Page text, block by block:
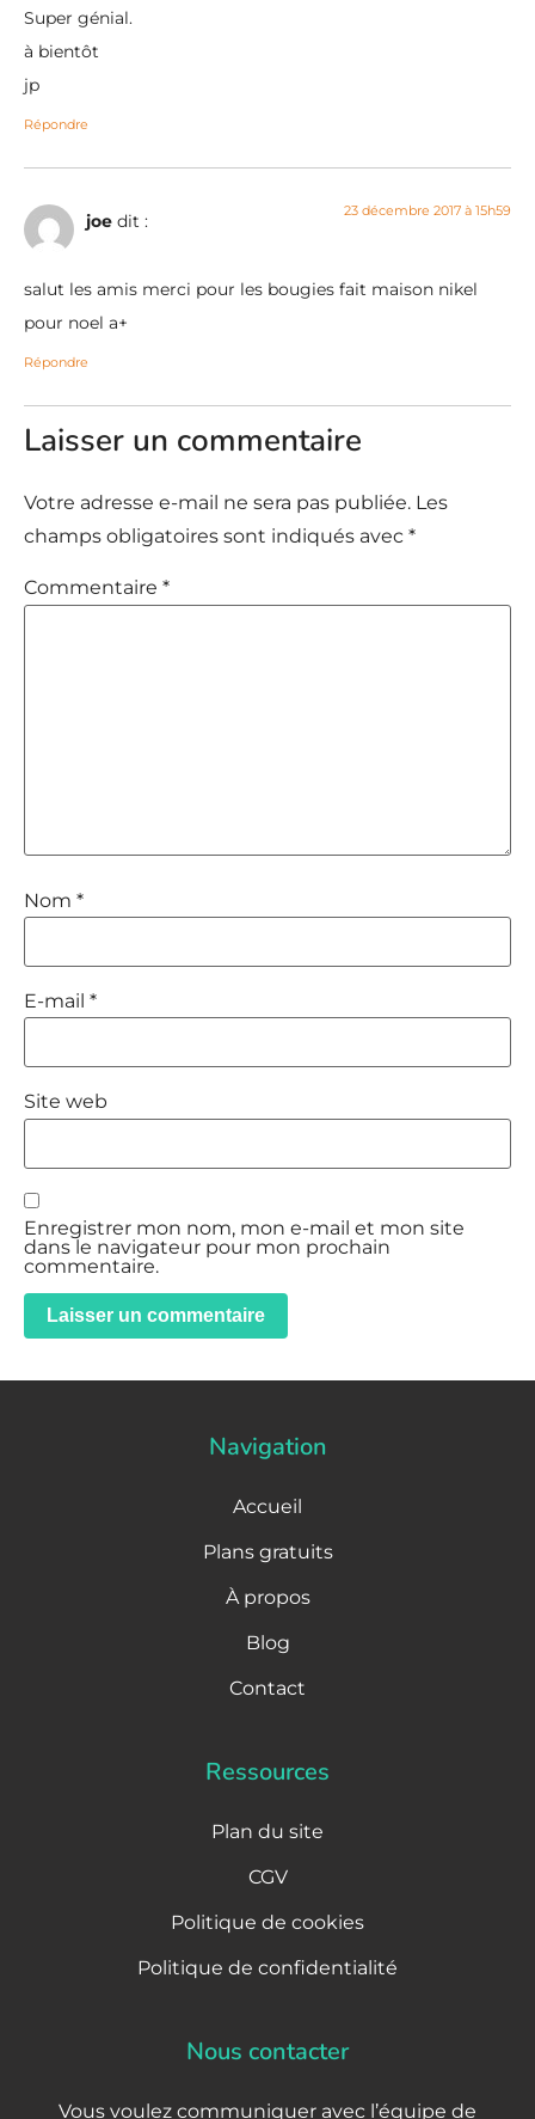
Super génial.
à bientôt
jp
Répondre
joe dit : 23 décembre 2017 à 15h59
salut les amis merci pour les bougies fait maison nikel
pour noel a+
Répondre
Laisser un commentaire
Votre adresse e-mail ne sera pas publiée. Les
champs obligatoires sont indiqués avec *
Commentaire *
Nom *
E-mail *
Site web
Enregistrer mon nom, mon e-mail et mon site
dans le navigateur pour mon prochain
commentaire.
Navigation
Accueil
Plans gratuits
À propos
Blog
Contact
Ressources
Plan du site
CGV
Politique de cookies
Politique de confidentialité
Nous contacter
Vous voulez communiquer avec l’équipe de